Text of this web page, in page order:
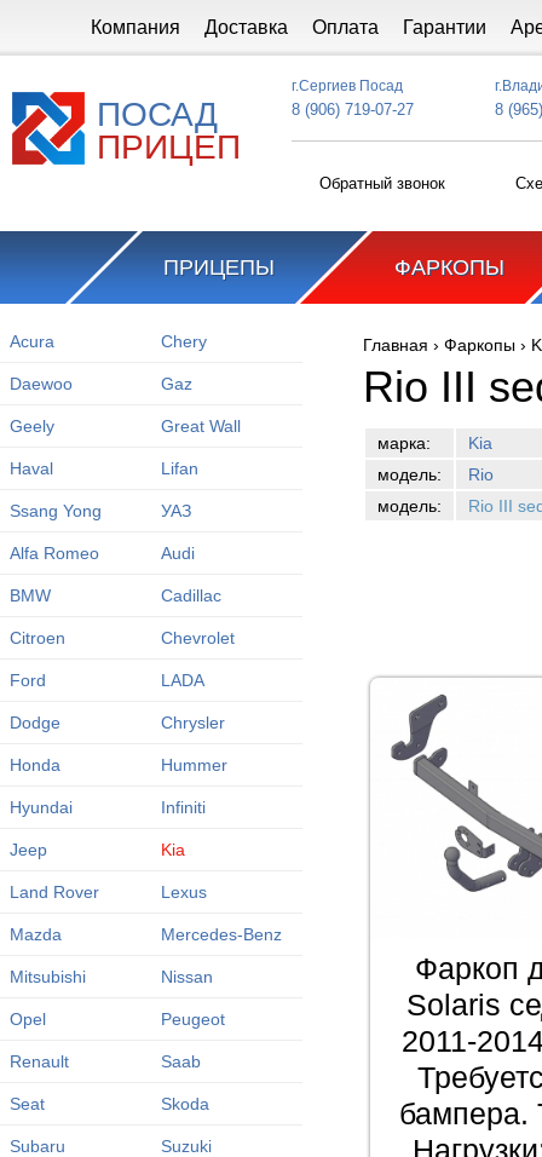
Компания Доставка Оплата Гарантии
ПОСАД
ПРИЦЕП
г.Сергиев Посад
8 (906) 719-07-27 8
Обратный звонок
ПРИЦЕПЫ ФАРКОПЫ
Acura Chery
Daewoo Gaz
Geely Great Wall
Haval Lifan
Ssang Yong УАЗ
Alfa Romeo Audi
BMW Cadillac
Citroen Chevrolet
Ford LADA
Dodge Chrysler
Honda Hummer
Hyundai Infiniti
Jeep Kia
Land Rover Lexus
Mazda Mercedes-Benz
Mitsubishi Nissan
Opel Peugeot
Renault Saab
Seat Skoda
Subaru Suzuki
Вы здесь
Главная › Фаркопы ›
Rio III
марка:
Kia
модель:
Rio
модель:
Rio III
Фаркоп
Solaris
2011-
бампера.